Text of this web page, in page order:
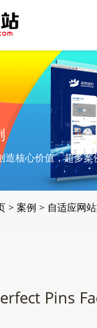
造核心价值，超多案
> 案例 > 自适应网
Pins